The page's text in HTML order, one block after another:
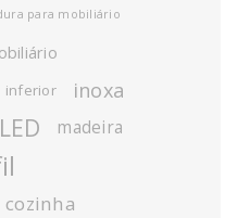
para mobiliário
inferior inoxa
madeira